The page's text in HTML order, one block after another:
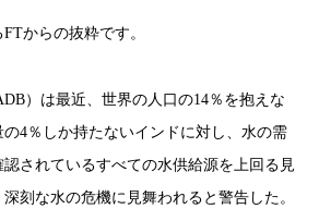
からの抜粋です。
）は最近、世界の人口の14％を抱えな
4％しか持たないインドに対し、水の需
されているすべての水供給源を上回る見
刻な水の危機に見舞われると警告した。